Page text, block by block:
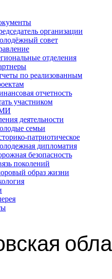
организации
совет
отделения
по реализованным
отчетность
участником
деятельности
семьи
патриотическое
дипломатия
безопасность
поколений
образ жизни